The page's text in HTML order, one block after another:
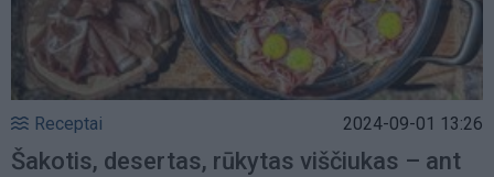
Receptai 2024-09-01 13:26
Šakotis, desertas, rūkytas viščiukas – ant